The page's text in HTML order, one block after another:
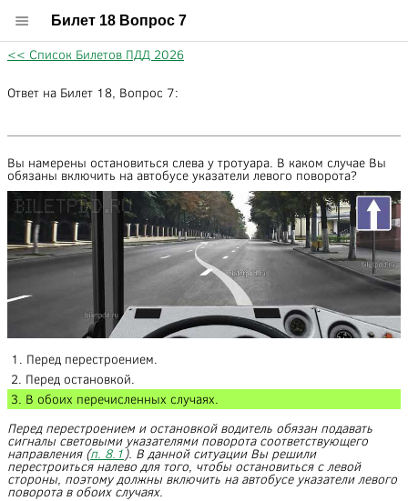
Билет 18 Вопрос 7
<< Список Билетов ПДД 2026
Ответ на Билет 18, Вопрос 7:
Вы намерены остановиться слева у тротуара. В каком случае Вы
обязаны включить на автобусе указатели левого поворота?
1. Перед перестроением.
2. Перед остановкой.
3. В обоих перечисленных случаях.
Перед перестроением и остановкой водитель обязан подавать
сигналы световыми указателями поворота соответствующего
направления (п. 8.1). В данной ситуации Вы решили
перестроиться налево для того, чтобы остановиться с левой
стороны, поэтому должны включить на автобусе указатели левого
поворота в обоих случаях.